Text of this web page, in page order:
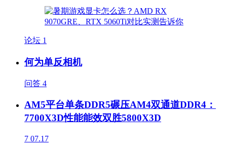
论坛 1
何为单反相机
问答 4
AM5平台单条DDR5碾压AM4双通道DDR4：
7700X3D性能能效双胜5800X3D
7 07.17